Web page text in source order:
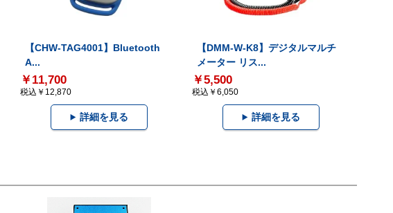
【CHW-TAG4001】Bluetooth
A...
￥11,700
税込￥12,870
詳細を見る
【DMM-W-K8】デジタルマルチ
メーター リス...
￥5,500
税込￥6,050
詳細を見る